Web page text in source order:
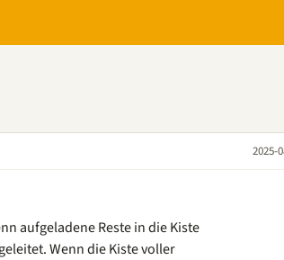
2025-
aufgeladene Reste in die Kiste
Wenn die Kiste voller